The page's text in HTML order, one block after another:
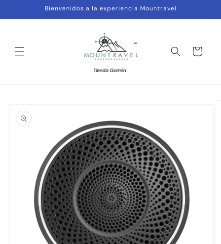
directamente
al contenido
Bienvenidos a la experiencia Mountravel
Carrito
información
del producto